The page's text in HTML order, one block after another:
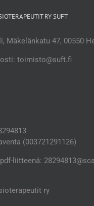
RY SUFT
Mäkelänkatu 47, 00550
toimisto@suft.fi
(003721291126)
liitteenä:
ry